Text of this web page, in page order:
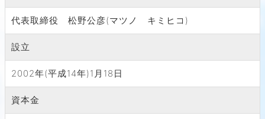
代表取締役 松野公彦(マツノ キミヒコ)
設立
2002年(平成14年)1月18日
資本金